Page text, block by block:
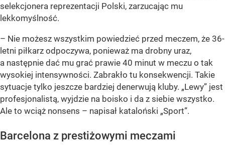
selekcjonera reprezentacji Polski, zarzucając mu
lekkomyślność.
– Nie możesz wszystkim powiedzieć przed meczem, że 36-
letni piłkarz odpoczywa, ponieważ ma drobny uraz,
a następnie dać mu grać prawie 40 minut w meczu o tak
wysokiej intensywności. Zabrakło tu konsekwencji. Takie
sytuacje tylko jeszcze bardziej denerwują kluby. „Lewy” jest
profesjonalistą, wyjdzie na boisko i da z siebie wszystko.
Ale to wciąż nonsens – napisał kataloński „Sport”.
Barcelona z prestiżowymi meczami